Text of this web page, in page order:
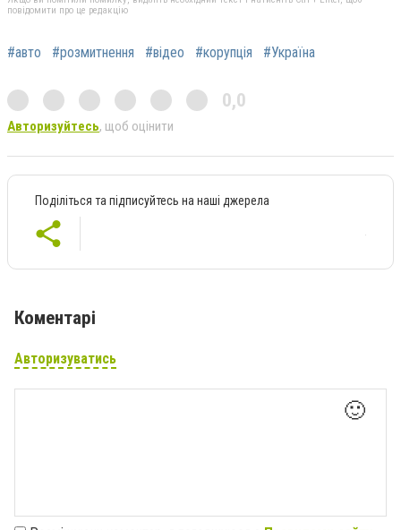
повідомити про це редакцію
#авто #розмитнення #відео #корупція #Україна
0,0
Авторизуйтесь, щоб оцінити
Поділіться та підписуйтесь на наші джерела
Коментарі
Авторизуватись
🙂